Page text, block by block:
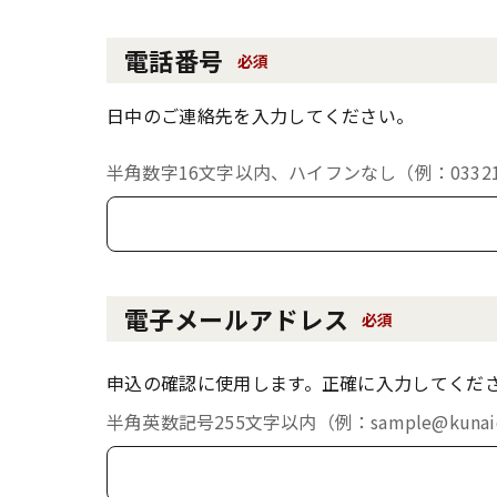
電話番号 必須
日中のご連絡先を入力してください。
半角数字16文字以内、ハイフンなし（例：
電子メールアドレス 必須
申込の確認に使用します。正確に入力してくだ
半角英数記号255文字以内（例：